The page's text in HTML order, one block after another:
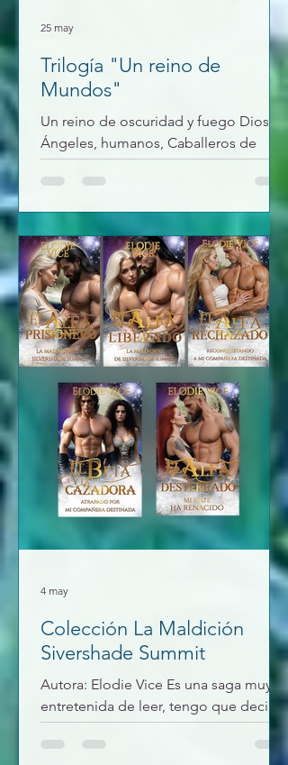
Trilogía "Un reino de
Mundos"
Un reino de oscuridad y fuego Dioses,
Ángeles, humanos, Caballeros de
Sion, un mundo utópico, en que las
mujeres son encerradas y privadas de
libertad. Pero nuestra protagonista
Myrina, tiene a su padre y hermanos
incluso a su novio Alex que la apoyan y
en la medida de lo posible intentar
ayudarla para que no se sienta
encerrada. Pero todo cambia cuando
empiezan a desaparecer mujer en la
ciudad, primero de barrios bajos y
luego de clase alta. Nuestra
protagonista se encuentra
25 may
Colección La Maldición
Sivershade Summit
Autora: Elodie Vice Es una saga muy
entretenida de leer, tengo que decir
que el humor de Endora me ha
gustado mucho y me ha hecho reír
4 may